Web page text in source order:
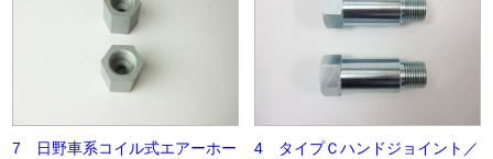
7 日野車系コイル式エアーホー
4 タイプＣハンドジョイント／